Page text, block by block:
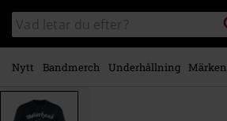
Gå till
huvudinnehåll
Sök
i
katalogen
Nytt Bandmerch Underhållning Märken
www.emp-
p/england-